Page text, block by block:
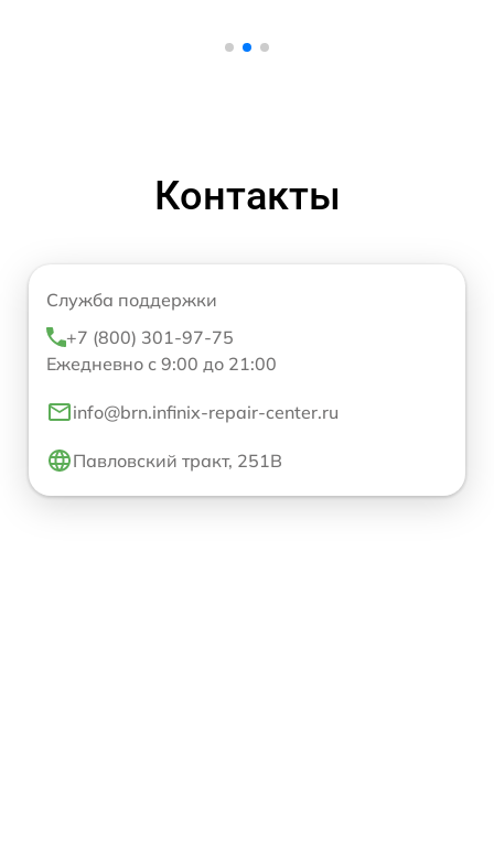
Контакты
Служба поддержки
+7 (800) 301-97-75
Ежедневно с 9:00 до 21:00
info@brn.infinix-repair-center.ru
Павловский тракт, 251В